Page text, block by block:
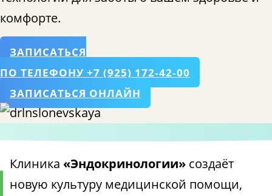
комфорте.
ЗАПИСАТЬСЯ
ПО ТЕЛЕФОНУ +7 (925) 172‑42‑00
ЗАПИСАТЬСЯ ОНЛАЙН
Клиника «Эндокринологии» создаёт
новую культуру медицинской помощи,